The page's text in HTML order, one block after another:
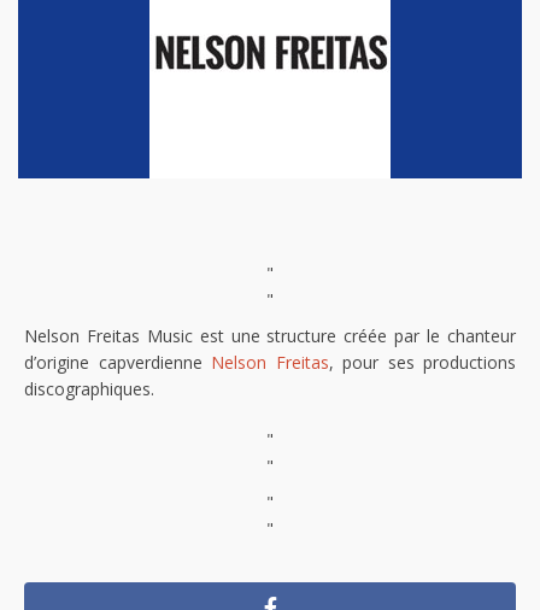
"
"
Nelson Freitas Music est une structure créée par le chanteur
d’origine capverdienne Nelson Freitas, pour ses productions
discographiques.
"
"
"
"